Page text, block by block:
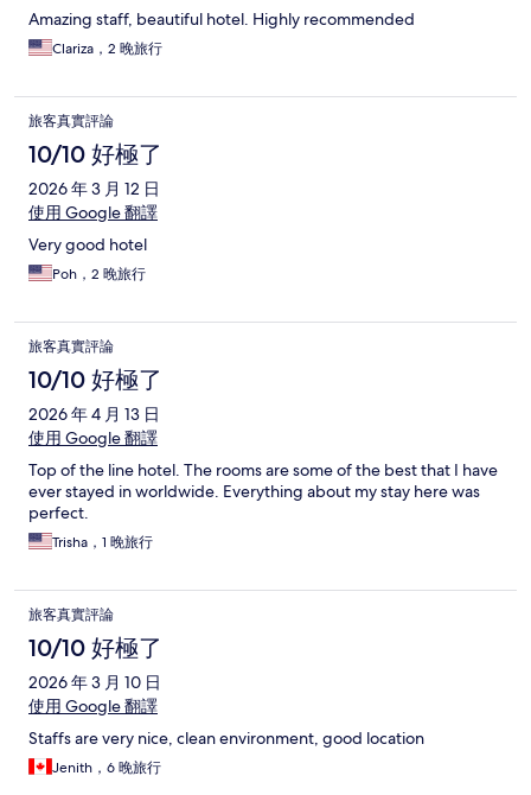
Amazing staff, beautiful hotel. Highly recommended
Clariza，2 晚旅行
旅客真實評論
10/10 好極了
2026 年 3 月 12 日
使用 Google 翻譯
Very good hotel
Poh，2 晚旅行
旅客真實評論
10/10 好極了
2026 年 4 月 13 日
使用 Google 翻譯
Top of the line hotel. The rooms are some of the best that I have
ever stayed in worldwide. Everything about my stay here was
perfect.
Trisha，1 晚旅行
旅客真實評論
10/10 好極了
2026 年 3 月 10 日
使用 Google 翻譯
Staffs are very nice, clean environment, good location
Jenith，6 晚旅行